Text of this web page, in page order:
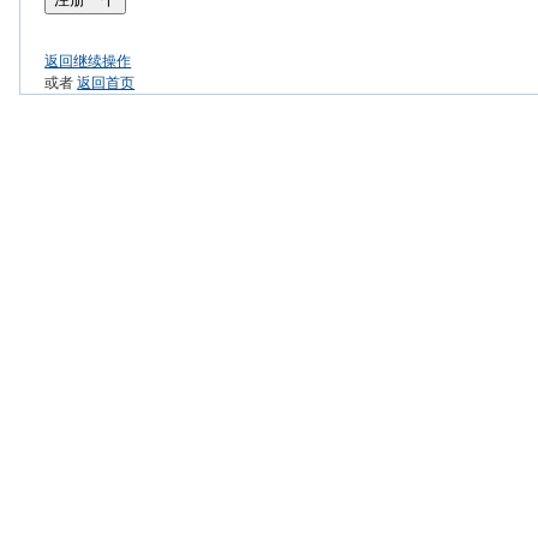
返回继续操作
或者返回首页